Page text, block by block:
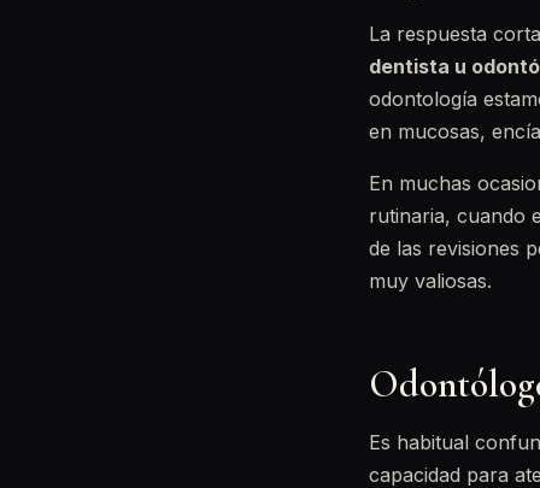
La respuesta
dentista u
odontología
en mucosas,
En muchas
rutinaria, cuando
de las revisiones
muy valiosas.
Es habitual
capacidad para